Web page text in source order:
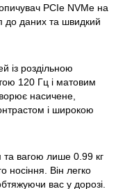
PCIe NVMe на
до даних та швидкий
із роздільною
120 Гц і матовим
насичене,
і широкою
вагою лише 0.99 кг
носіння. Він легко
вас у дорозі.